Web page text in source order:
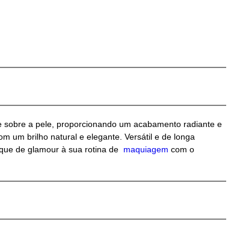
a pele, proporcionando um acabamento radiante e
um brilho natural e elegante. Versátil e de longa
de glamour à sua rotina de maquiagem com o